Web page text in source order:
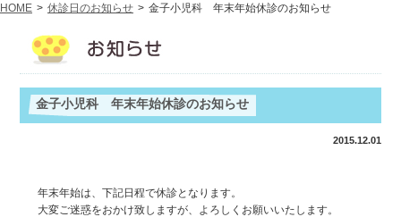
HOME > 休診日のお知らせ > 金子小児科 年末年始休診のお知らせ
金子小児科 年末年始休診のお知らせ
2015.12.01
年末年始は、下記日程で休診となります。
大変ご迷惑をおかけ致しますが、よろしくお願いいたします。